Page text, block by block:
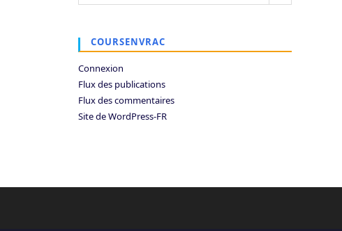
COURSENVRAC
Connexion
Flux des publications
Flux des commentaires
Site de WordPress-FR